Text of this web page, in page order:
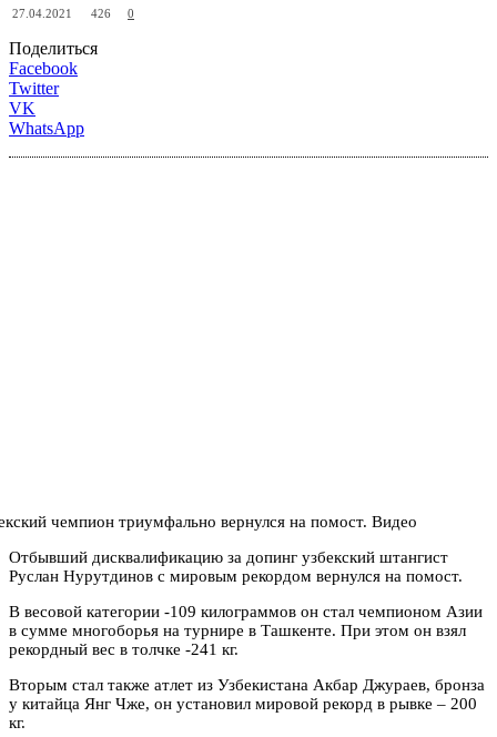
27.04.2021 426 0
Поделиться
Facebook
Twitter
VK
WhatsApp
Отбывший дисквалификацию за допинг узбекский штангист
Руслан Нурутдинов с мировым рекордом вернулся на помост.
В весовой категории -109 килограммов он стал чемпионом Азии
в сумме многоборья на турнире в Ташкенте. При этом он взял
рекордный вес в толчке -241 кг.
Вторым стал также атлет из Узбекистана Акбар Джураев, бронза
у китайца Янг Чже, он установил мировой рекорд в рывке – 200
кг.